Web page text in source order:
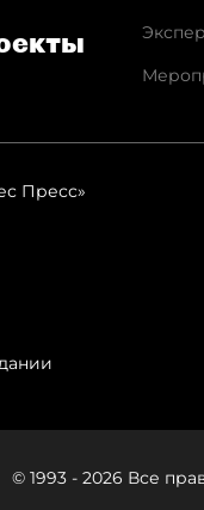
Пресс»
© 1993 - 2026 Все